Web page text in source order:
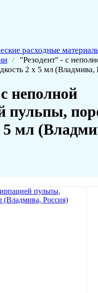
расходные
/
"Резодент" - с
2 х 5 мл (Владмива,
неполной
пульпы,
5 мл